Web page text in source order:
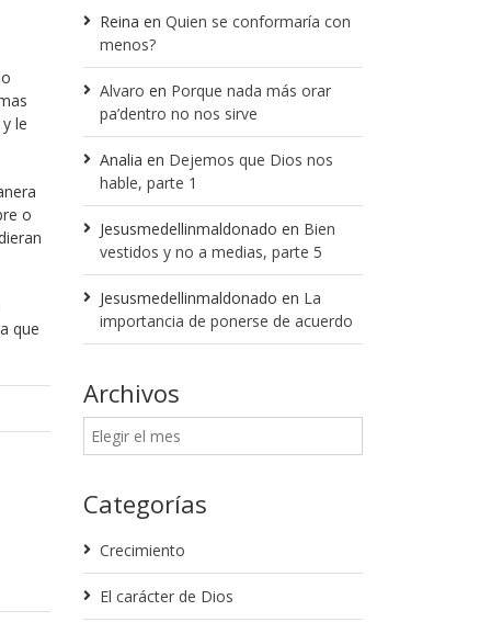
le
o
que
Reina en Quien se conformaría con
menos?
Alvaro en Porque nada más orar
pa’dentro no nos sirve
Analia en Dejemos que Dios nos
hable, parte 1
Jesusmedellinmaldonado en Bien
vestidos y no a medias, parte 5
Jesusmedellinmaldonado en La
importancia de ponerse de acuerdo
Archivos
Categorías
Crecimiento
El carácter de Dios